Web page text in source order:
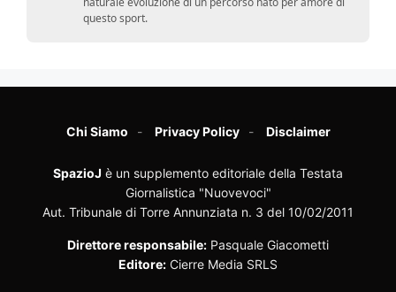
questo sport.
Chi Siamo Privacy Policy Disclaimer
SpazioJ è un supplemento editoriale della Testata
Giornalistica "Nuovevoci"
Aut. Tribunale di Torre Annunziata n. 3 del 10/02/2011
Direttore responsabile: Pasquale Giacometti
Editore: Cierre Media SRLS